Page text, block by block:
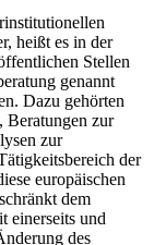
heißt es in der
Stellen
genannt
Dazu gehörten
Beratungen zur
zur
der
europäischen
dem
einerseits und
des